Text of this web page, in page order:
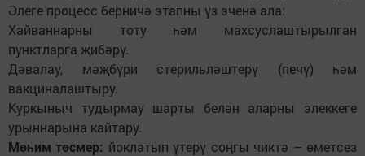
Әлеге процесс берничә этапны үз эченә ала:
Хайваннарны тоту һәм махсуслаштырылган
пунктларга җибәрү.
Дәвалау, мәҗбүри стерильләштерү (печү) һәм
вакциналаштыру.
Куркыныч тудырмау шарты белән аларны элеккеге
урыннарына кайтару.
Мөһим төсмер: йоклатып үтерү соңгы чиктә – өметсез